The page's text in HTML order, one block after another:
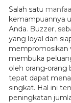
Salah satu
kemampuannya
Anda. Buzzer,
yang loyal dan
mempromosikan
membuka
oleh orang-orang
tepat dapat
singkat. Hal ini
peningkatan